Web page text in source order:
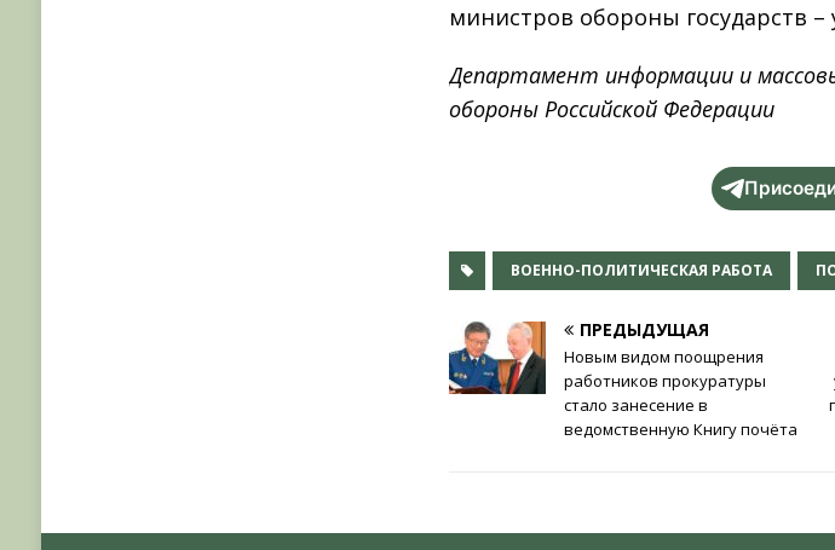
министров обороны государств –
Департамент информации и
обороны Российской Федерации
ВОЕННО-ПОЛИТИЧЕСКАЯ РАБОТА
ПРЕДЫДУЩАЯ
Новым видом поощрения
работников прокуратуры
стало занесение в
ведомственную Книгу почёта